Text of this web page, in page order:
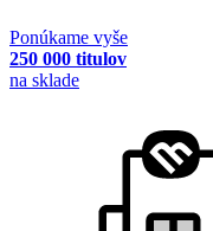
Ponúkame vyše
250 000 titulov
na sklade